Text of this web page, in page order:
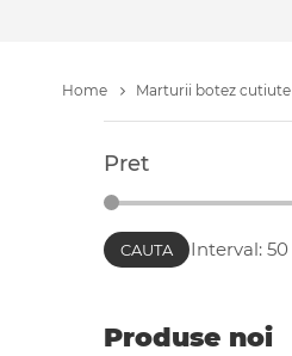
Home Marturii botez cutiute
Pret
CAUTA Interval: 50
Produse noi